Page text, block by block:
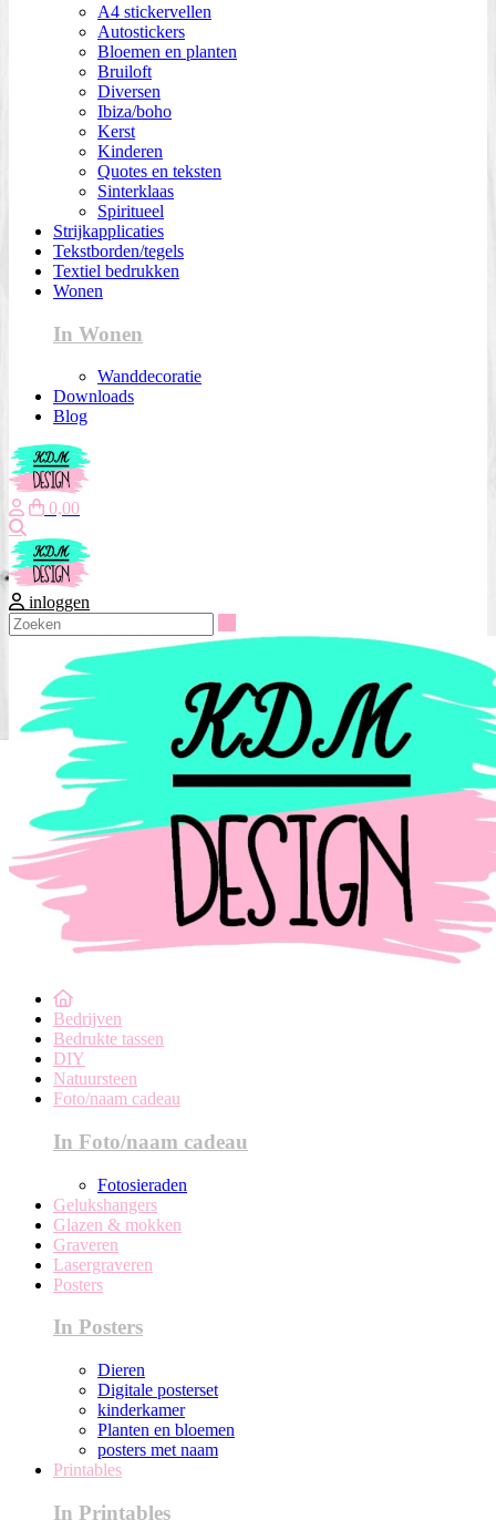
A4 stickervellen
Autostickers
Bloemen en planten
Bruiloft
Diversen
Ibiza/boho
Kerst
Kinderen
Quotes en teksten
Sinterklaas
Spiritueel
Strijkapplicaties
Tekstborden/tegels
Textiel bedrukken
Wonen
In Wonen
Wanddecoratie
Downloads
Blog
0,00
inloggen
Bedrijven
Bedrukte tassen
DIY
Natuursteen
Foto/naam cadeau
In Foto/naam cadeau
Fotosieraden
Gelukshangers
Glazen & mokken
Graveren
Lasergraveren
Posters
In Posters
Dieren
Digitale posterset
kinderkamer
Planten en bloemen
posters met naam
Printables
In Printables